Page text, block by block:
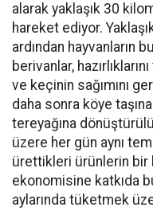
alarak yaklaşık 30
hareket ediyor.
ardından hayvanların
berivanlar,
ve keçinin sağımını
daha sonra köye
tereyağına
üzere her gün aynı
ürettikleri ürünlerin bir
ekonomisine katkıda
aylarında tüketmek